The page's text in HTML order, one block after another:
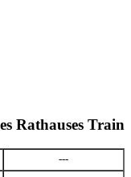
Rathauses Train
---